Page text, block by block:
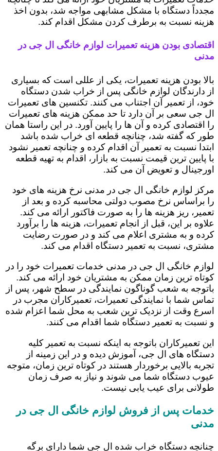
مجدداً دستگاه با مشکل مشابهی مواجه شد، بدون اخذ
هزینه نسبت به برطرف کردن مشکل اقدام کند.
اقتصادی بودن هزینه تعمیرات لوازم خانگی ال جی در
مدنی
بالا بودن هزینه تعمیرات، یکی از عللی است که بسیاری
از دارندگان لوازم خانگی پس از خراب شدن دستگاه
خود، از تعمیر آن اجتناب می کنند. تکنسین های تعمیرات
ال جی سعی بر آن دارد تا حد ممکن هزینه های تعمیرات
را اقتصادی کرده و آن ها را پایین آورد. در این راستا همان
طور که گفته شد، چنانچه قطعه ای خراب شده باشد
ابتدا نسبت به تعمیر آن اقدام کرده و چنانچه تعمیر نشود
با پایین ترین قیمت نسبت به بازار، اقدام به تهیه قطعه
اورجینال و تعویض آن می کند.
مرکز لوازم خانگی ال جی در مدنی نرخ هزینه های خود
را براساس نرخ مصوب دولتی محاسبه کرده و بعد از
تعمیر، ریز هزینه ها را به صورت فاکتور ارائه می کند.
علاوه بر این، قبل از انجام تعمیرات، هزینه ها را برآورد
کرده و به مشتری اعلام می کند و در صورت رضایت
مشتری، نسبت به تعمیر دستگاه اقدام می کند.
لوازم خانگی ال جی در مدنی خدمات تعمیرات خود را در
کوتاه ترین زمان ممکن به مشتریان خود ارائه می کند.
باتوجه به شعب گوناگون نمایندگی در سطح شهر، پس از
تماس شما با نمایندگی تعمیرات، تعمیرکاران مجرب در
اسرع وقت از نزدیک ترین شعب به محل شما اعزام شده
و نسبت به تعمیر دستگاه شما اقدام می کنند.
این تعمیرکاران باتوجه به اینکه نسبت به تعمیر کلیه
دستگاه های ال جی، آموزش دیده و در این زمینه از
تجربه بالایی برخوردار هستند در کوتاه ترین زمان، متوجه
عیوب دستگاه شما می شوند و نیاز به صرف زمان
طولانی برای عیب یابی نیست.
خدمات پس از فروش لوازم خانگی ال جی در
مدنی
چنانچه دستگاه خراب شده ال جی شما دارای برگه